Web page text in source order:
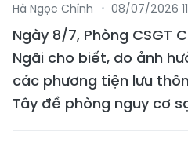
Hà Ngọc Chính 08/07/2026
Ngày 8/7, Phòng CSGT
Ngãi cho biết, do ảnh
các phương tiện lưu
Tây đề phòng nguy cơ